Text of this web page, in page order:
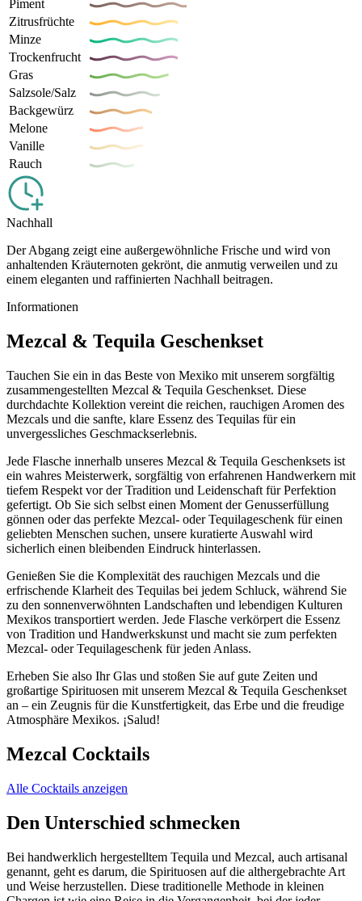
Piment
Zitrusfrüchte
Minze
Trockenfrucht
Gras
Salzsole/Salz
Backgewürz
Melone
Vanille
Rauch
Nachhall
Der Abgang zeigt eine außergewöhnliche Frische und wird von
anhaltenden Kräuternoten gekrönt, die anmutig verweilen und zu
einem eleganten und raffinierten Nachhall beitragen.
Informationen
Mezcal & Tequila Geschenkset
Tauchen Sie ein in das Beste von Mexiko mit unserem sorgfältig
zusammengestellten Mezcal & Tequila Geschenkset. Diese
durchdachte Kollektion vereint die reichen, rauchigen Aromen des
Mezcals und die sanfte, klare Essenz des Tequilas für ein
unvergessliches Geschmackserlebnis.
Jede Flasche innerhalb unseres Mezcal & Tequila Geschenksets ist
ein wahres Meisterwerk, sorgfältig von erfahrenen Handwerkern mit
tiefem Respekt vor der Tradition und Leidenschaft für Perfektion
gefertigt. Ob Sie sich selbst einen Moment der Genusserfüllung
gönnen oder das perfekte Mezcal- oder Tequilageschenk für einen
geliebten Menschen suchen, unsere kuratierte Auswahl wird
sicherlich einen bleibenden Eindruck hinterlassen.
Genießen Sie die Komplexität des rauchigen Mezcals und die
erfrischende Klarheit des Tequilas bei jedem Schluck, während Sie
zu den sonnenverwöhnten Landschaften und lebendigen Kulturen
Mexikos transportiert werden. Jede Flasche verkörpert die Essenz
von Tradition und Handwerkskunst und macht sie zum perfekten
Mezcal- oder Tequilageschenk für jeden Anlass.
Erheben Sie also Ihr Glas und stoßen Sie auf gute Zeiten und
großartige Spirituosen mit unserem Mezcal & Tequila Geschenkset
an – ein Zeugnis für die Kunstfertigkeit, das Erbe und die freudige
Atmosphäre Mexikos. ¡Salud!
Mezcal Cocktails
Alle Cocktails anzeigen
Den Unterschied schmecken
Bei handwerklich hergestelltem Tequila und Mezcal, auch artisanal
genannt, geht es darum, die Spirituosen auf die althergebrachte Art
und Weise herzustellen. Diese traditionelle Methode in kleinen